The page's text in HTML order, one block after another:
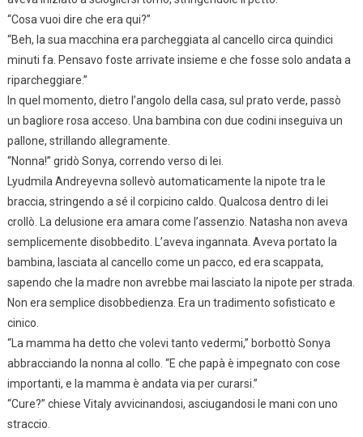
“Cosa vuoi dire che era qui?”
“Beh, la sua macchina era parcheggiata al cancello circa quindici
minuti fa. Pensavo foste arrivate insieme e che fosse solo andata a
riparcheggiare.”
In quel momento, dietro l’angolo della casa, sul prato verde, passò
un bagliore rosa acceso. Una bambina con due codini inseguiva un
pallone, strillando allegramente.
“Nonna!” gridò Sonya, correndo verso di lei.
Lyudmila Andreyevna sollevò automaticamente la nipote tra le
braccia, stringendo a sé il corpicino caldo. Qualcosa dentro di lei
crollò. La delusione era amara come l’assenzio. Natasha non aveva
semplicemente disobbedito. L’aveva ingannata. Aveva portato la
bambina, lasciata al cancello come un pacco, ed era scappata,
sapendo che la madre non avrebbe mai lasciato la nipote per strada.
Non era semplice disobbedienza. Era un tradimento sofisticato e
cinico.
“La mamma ha detto che volevi tanto vedermi,” borbottò Sonya
abbracciando la nonna al collo. “E che papà è impegnato con cose
importanti, e la mamma è andata via per curarsi.”
“Cure?” chiese Vitaly avvicinandosi, asciugandosi le mani con uno
straccio.